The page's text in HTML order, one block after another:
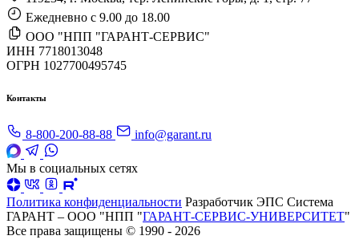
Ежедневно с 9.00 до 18.00
ООО "НПП "ГАРАНТ-СЕРВИС"
ИНН 7718013048
ОГРН 1027700495745
Контакты
8-800-200-88-88 info@garant.ru
Мы в социальных сетях
Политика конфиденциальности Разработчик ЭПС Система
ГАРАНТ – ООО "НПП "ГАРАНТ-СЕРВИС-УНИВЕРСИТЕТ"
Все права защищены © 1990 - 2026